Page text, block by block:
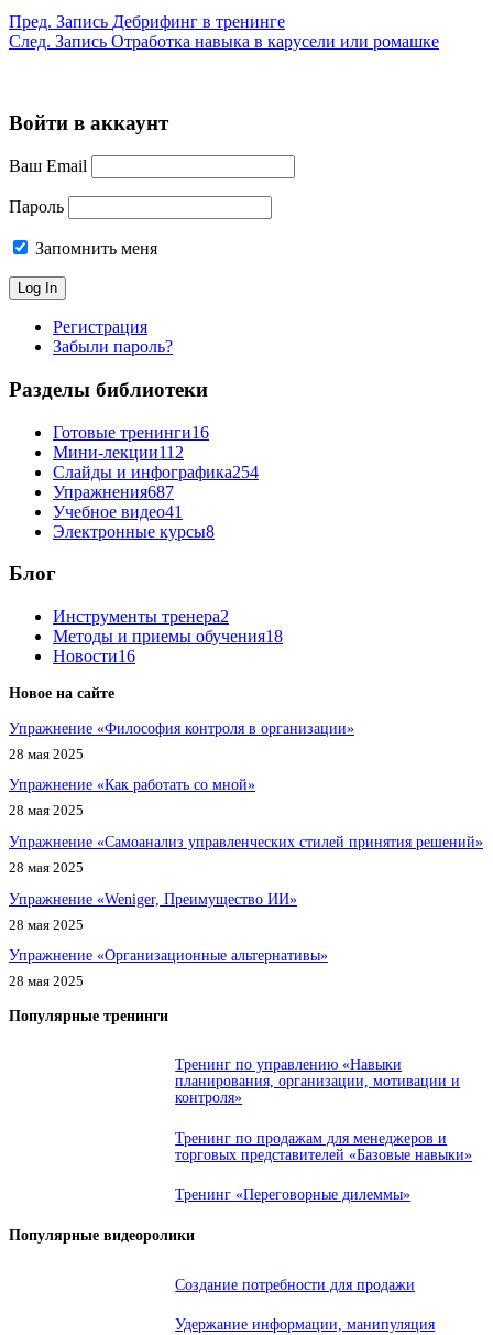
Пред. Запись Дебрифинг в тренинге
След. Запись Отработка навыка в карусели или ромашке
Войти в аккаунт
Ваш Email
Пароль
Запомнить меня
Регистрация
Забыли пароль?
Разделы библиотеки
Готовые тренинги16
Мини-лекции112
Слайды и инфографика254
Упражнения687
Учебное видео41
Электронные курсы8
Блог
Инструменты тренера2
Методы и приемы обучения18
Новости16
Новое на сайте
Упражнение «Философия контроля в организации»
28 мая 2025
Упражнение «Как работать со мной»
28 мая 2025
Упражнение «Самоанализ управленческих стилей принятия решений»
28 мая 2025
Упражнение «Weniger, Преимущество ИИ»
28 мая 2025
Упражнение «Организационные альтернативы»
28 мая 2025
Популярные тренинги
Тренинг по управлению «Навыки
планирования, организации, мотивации и
контроля»
Тренинг по продажам для менеджеров и
торговых представителей «Базовые навыки»
Тренинг «Переговорные дилеммы»
Популярные видеоролики
Создание потребности для продажи
Удержание информации, манипуляция